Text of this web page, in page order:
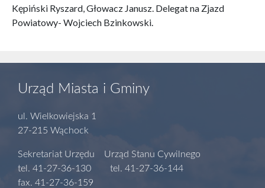
Kępiński Ryszard, Głowacz Janusz. Delegat na Zjazd
Powiatowy- Wojciech Bzinkowski.
Urząd Miasta i Gminy
ul. Wielkowiejska 1
27-215 Wąchock
Sekretariat Urzędu Urząd Stanu Cywilnego
tel. 41-27-36-130 tel. 41-27-36-144
fax. 41-27-36-159